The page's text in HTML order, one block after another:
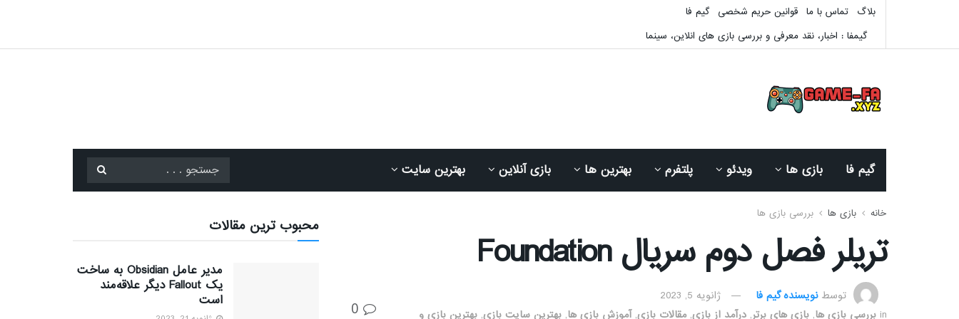
بلاگ تماس با ما قوانین حریم شخصی
گیم فا
گیمفا : اخبار، نقد معرفی و بررسی بازی های انلاین، سینما
گیم فا بازی ها ویدئو پلتفرم بهترین ها بازی آنلاین بهترین سایت
خانه بازی ها بررسی بازی ها
تریلر فصل دوم سریال Foundation
توسط نویسنده گیم فا
ژانویه 5, 2023
in بررسی بازی ها, بازی های برتر, درآمد از بازی,مقالات بازی,آموزش بازی ها, بهترین سایت بازی, بهترین بازی و
محبوب ترین مقالات
مدیر عامل Obsidian به ساخت
یک Fallout دیگر علاقه‌مند
است